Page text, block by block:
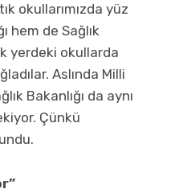
okullarımızda yüz
hem de Sağlık
yerdeki okullarda
Aslında Milli
Bakanlığı da aynı
Çünkü